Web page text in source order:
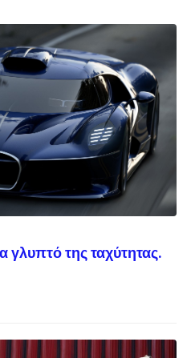
© enkinisi.gr
της ταχύτητας.